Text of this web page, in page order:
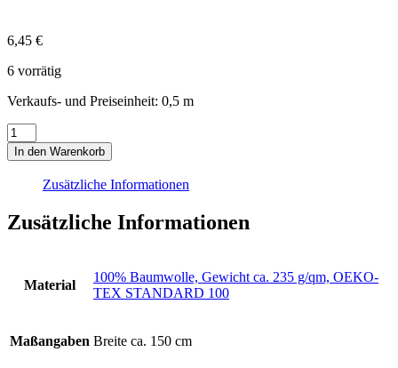
6,45 €
6 vorrätig
Verkaufs- und Preiseinheit: 0,5 m
Waffelpique
Uni
schwarz
Menge
In den Warenkorb
Zusätzliche Informationen
Zusätzliche Informationen
Material
100% Baumwolle, Gewicht ca. 235 g/qm, OEKO-
TEX STANDARD 100
Maßangaben Breite ca. 150 cm